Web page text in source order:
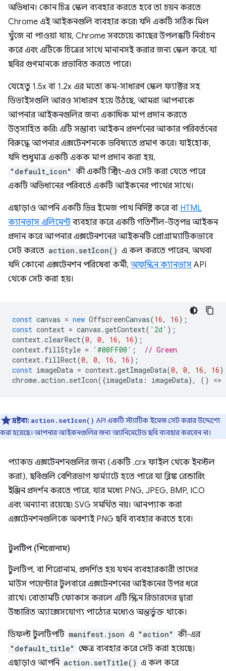
অভিধান। কোন চিত্র স্কেল ব্যবহার করতে হবে তা চয়ন করতে
Chrome এই আইকনগুলি ব্যবহার করে৷ যদি একটি সঠিক মিল
খুঁজে না পাওয়া যায়, Chrome সবচেয়ে কাছের উপলব্ধটি নির্বাচন
করে এবং এটিকে চিত্রের সাথে মানানসই করার জন্য স্কেল করে, যা
ছবির গুণমানকে প্রভাবিত করতে পারে।
যেহেতু 1.5x বা 1.2x এর মতো কম-সাধারণ স্কেল ফ্যাক্টর সহ
ডিভাইসগুলি আরও সাধারণ হয়ে উঠছে, আমরা আপনাকে
আপনার আইকনগুলির জন্য একাধিক মাপ প্রদান করতে
উত্সাহিত করি৷ এটি সম্ভাব্য আইকন প্রদর্শনের আকার পরিবর্তনের
বিরুদ্ধে আপনার এক্সটেনশনকে ভবিষ্যতে প্রমাণ করে। যাইহোক,
যদি শুধুমাত্র একটি একক মাপ প্রদান করা হয়,
"default_icon" কী একটি স্ট্রিং-এও সেট করা যেতে পারে
একটি অভিধানের পরিবর্তে একটি আইকনের পাথের সাথে।
এছাড়াও আপনি একটি ভিন্ন ইমেজ পাথ নির্দিষ্ট করে বা HTML
ক্যানভাস এলিমেন্টব্যবহার করে একটি গতিশীল-উত্পন্ন আইকন
প্রদান করে আপনার এক্সটেনশনের আইকনটি প্রোগ্রাম্যাটিকভাবে
সেট করতে action.setIcon() এ কল করতে পারেন, অথবা
যদি কোনো এক্সটেনশন পরিষেবা কর্মী, অফস্ক্রিন ক্যানভাস API
থেকে সেট করা হয়।
const canvas = new OffscreenCanvas(16, 16);
const context = canvas .getContext( '2d' );
context.clearRect(0, 0, 16, 16);
context. fillStyle = '#00FF00' ;
// Green
context. fillRect(0, 0, 16, 16);
const imageData = context.getImageData(0, 0, 16, 16
chrome.action . setIcon({imageData : imageData}, () =>
দ্রষ্টব্য: action.setIcon() API একটি স্ট্যাটিক ইমেজ সেট করার উদ্দেশ্যে
করা হয়েছে। আপনার আইকনগুলির জন্য অ্যানিমেটেড ছবি ব্যবহার করবেন না।
প্যাকড এক্সটেনশনগুলির জন্য (একটি .crx ফাইল থেকে ইনস্টল
করা), ছবিগুলি বেশিরভাগ ফর্ম্যাটে হতে পারে যা ব্লিঙ্ক রেন্ডারিং
ইঞ্জিন প্রদর্শন করতে পারে, যার মধ্যে PNG, JPEG, BMP, ICO
এবং অন্যান্য রয়েছে৷ SVG সমর্থিত নয়। আনপ্যাক করা
এক্সটেনশনগুলিকে অবশ্যই PNG ছবি ব্যবহার করতে হবে।
টুলটিপ (শিরোনাম)
টুলটিপ, বা শিরোনাম, প্রদর্শিত হয় যখন ব্যবহারকারী তাদের
মাউস পয়েন্টার টুলবারে এক্সটেনশনের আইকনের উপর ধরে
রাখে। বোতামটি ফোকাস করলে এটি স্ক্রিন রিডারদের দ্বারা
উচ্চারিত অ্যাক্সেসযোগ্য পাঠ্যের মধ্যেও অন্তর্ভুক্ত থাকে।
ডিফল্ট টুলটিপটি manifest.json এ "action" কী-এর
"default_title" ক্ষেত্র ব্যবহার করে সেট করা হয়েছে।
এছাড়াও আপনি action.setTitle() এ কল করে